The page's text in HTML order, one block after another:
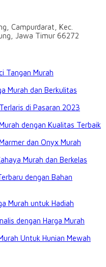
Campurdarat, Kec.
Jawa Timur 66272
Tangan Murah
Murah dan Berkulitas
di Pasaran 2023
dengan Kualitas Terbaik
dan Onyx Murah
Murah dan Berkelas
dengan Bahan
Murah untuk Hadiah
dengan Harga Murah
Untuk Hunian Mewah